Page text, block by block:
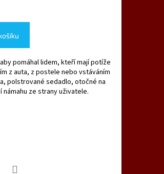
pomáhal lidem, kteří mají potíže
z auta, z postele nebo vstáváním
polstrované sedadlo, otočné na
ze strany uživatele.